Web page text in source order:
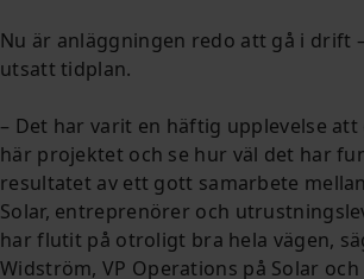
Nu är anläggningen redo att gå i drift
utsatt tidplan.
– Det har varit en häftig upplevelse
här projektet och se hur väl det har
resultatet av ett gott samarbete
Solar, entreprenörer och
har flutit på otroligt bra hela vägen,
Widström, VP Operations på Solar